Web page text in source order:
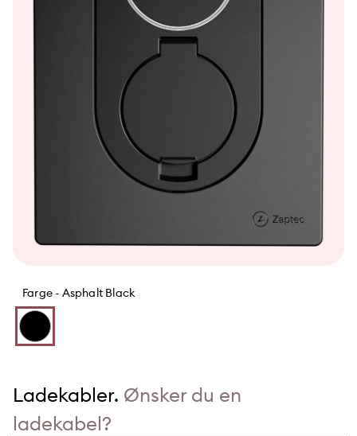
Farge - Asphalt Black
Ladekabler. Ønsker du en
ladekabel?